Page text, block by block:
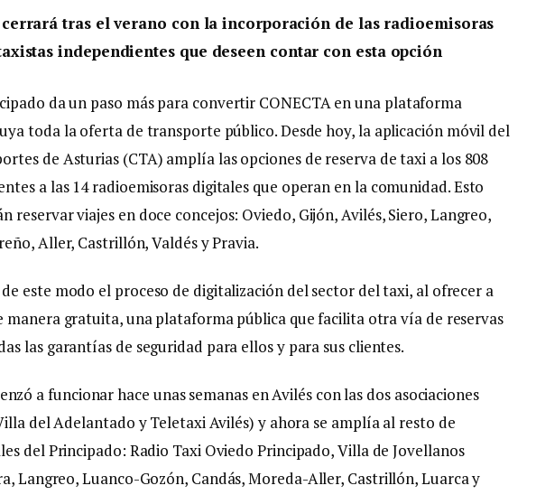
cerrará tras el verano con la incorporación de las radioemisoras
independientes que deseen contar con esta opción
da un paso más para convertir CONECTA en una plataforma
toda la oferta de transporte público. Desde hoy, la aplicación móvil del
de Asturias (CTA) amplía las opciones de reserva de taxi a los 808
a las 14 radioemisoras digitales que operan en la comunidad. Esto
reservar viajes en doce concejos: Oviedo, Gijón, Avilés, Siero, Langreo,
Aller, Castrillón, Valdés y Pravia.
este modo el proceso de digitalización del sector del taxi, al ofrecer a
manera gratuita, una plataforma pública que facilita otra vía de reservas
las garantías de seguridad para ellos y para sus clientes.
a funcionar hace unas semanas en Avilés con las dos asociaciones
del Adelantado y Teletaxi Avilés) y ahora se amplía al resto de
del Principado: Radio Taxi Oviedo Principado, Villa de Jovellanos
Langreo, Luanco-Gozón, Candás, Moreda-Aller, Castrillón, Luarca y